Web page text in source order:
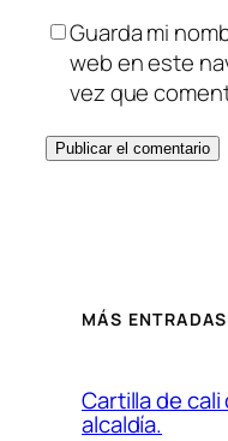
Guarda mi
web en este
vez que
MÁS ENTRADAS
Cartilla de cali
alcaldía.